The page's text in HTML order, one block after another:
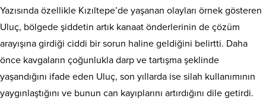
Yazısında özellikle Kızıltepe’de yaşanan olayları örnek gösteren
Uluç, bölgede şiddetin artık kanaat önderlerinin de çözüm
arayışına girdiği ciddi bir sorun haline geldiğini belirtti. Daha
önce kavgaların çoğunlukla darp ve tartışma şeklinde
yaşandığını ifade eden Uluç, son yıllarda ise silah kullanımının
yaygınlaştığını ve bunun can kayıplarını artırdığını dile getirdi.